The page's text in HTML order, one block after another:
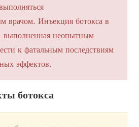
врачом. Инъекция ботокса в
выполненная неопытным
к фатальным последствиям
эффектов.
ботокса